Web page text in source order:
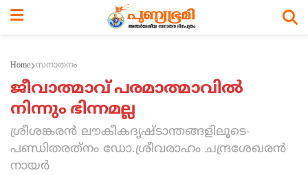
Home സനാതനം
ജീവാത്മാവ് പരമാത്മാവില്‍
നിന്നും ഭിന്നമല്ല
ശ്രീശങ്കരന്‍ ലൗകീകദൃഷ്ടാന്തങ്ങളിലൂടെ-
പണ്ഡിതരത്‌നം ഡോ.ശ്രീവരാഹം ചന്ദ്രശേഖരന്‍
നായര്‍